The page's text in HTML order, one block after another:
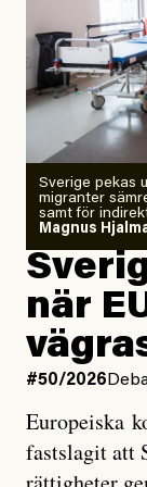
Årets El
Zeke
analyserat
läget för hur
utveckla sig.
väderfenomen
Stilla havet
över stora
forskare allt
Det verkar
Sverige pekas
migranter
samt för
Magnus
när
#50/2026
Europeiska
fastslagit att